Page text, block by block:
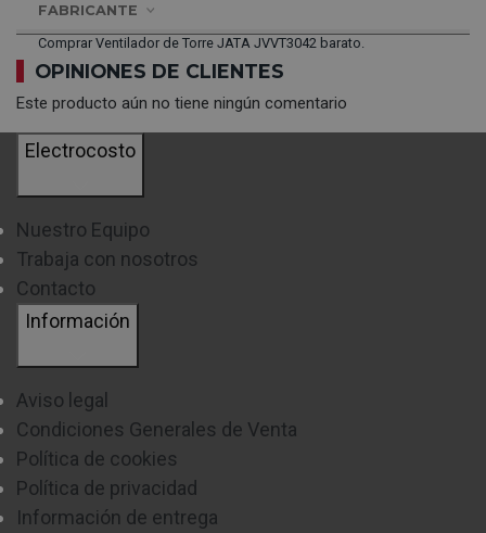
FABRICANTE
Comprar Ventilador de Torre JATA JVVT3042 barato.
OPINIONES DE CLIENTES
Este producto aún no tiene ningún comentario
Electrocosto
Nuestro Equipo
Trabaja con nosotros
Contacto
Información
Aviso legal
Condiciones Generales de Venta
Política de cookies
Política de privacidad
Información de entrega